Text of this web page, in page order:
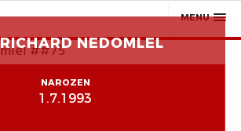
MENU
NEDOMLEL
NAROZEN
1.7.1993